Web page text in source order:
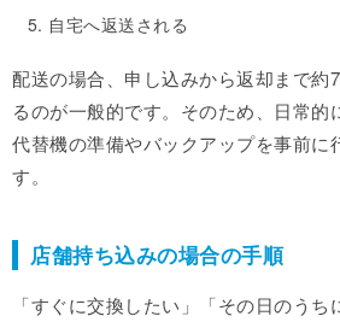
自宅へ返送される
配送の場合、申し込みから返却まで約
るのが一般的です。そのため、日常的
代替機の準備やバックアップを事前に
す。
店舗持ち込みの場合の手順
「すぐに交換したい」「その日のう